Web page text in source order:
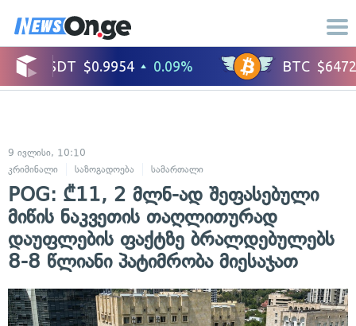
9 ივლისი, 10:10
კრიმინალი
საზოგადოება სამართალი
POG: ₾11, 2 მლნ-ად შეფასებული
მიწის ნაკვეთის თაღლითურად
დაუფლების ფაქტზე ბრალდებულებს
8-8 წლიანი პატიმრობა მიესაჯათ